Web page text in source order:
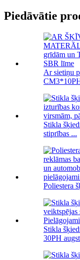
Piedāvātie
Ar sietiņu
Stikla
stiprības ...
Poliestera
Stikla
30PH